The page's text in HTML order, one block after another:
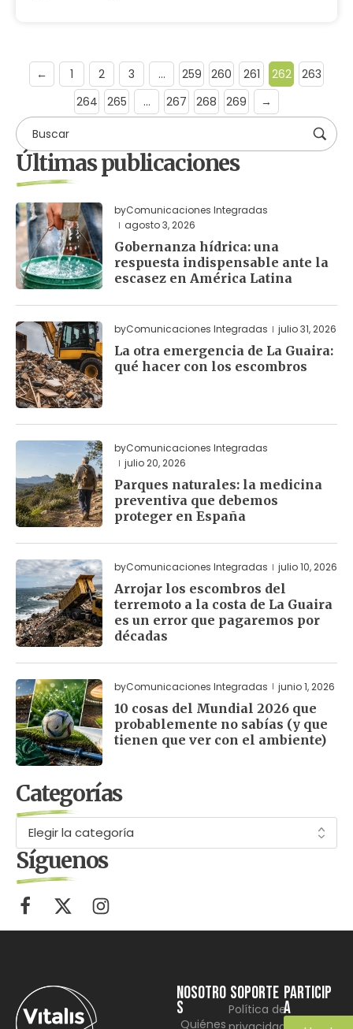
← 1 2 3 … 259 260 261 262
263
264
265 … 267 268 269 →
Últimas publicaciones
byComunicaciones Integradas
agosto 3, 2026
Gobernanza hídrica: una
respuesta indispensable ante la
escasez en América Latina
byComunicaciones Integradas julio 31, 2026
La otra emergencia de La Guaira:
qué hacer con los escombros
byComunicaciones Integradas
julio 20, 2026
Parques naturales: la medicina
preventiva que debemos
proteger en España
byComunicaciones Integradas julio 10, 2026
Arrojar los escombros del
terremoto a la costa de La Guaira
es un error que pagaremos por
décadas
byComunicaciones Integradas junio 1, 2026
10 cosas del Mundial 2026 que
probablemente no sabías (y que
tienen que ver con el ambiente)
Categorías
Síguenos
NOSOTRO
S
Quiénes
SOPORTE
Política de
Particip
a